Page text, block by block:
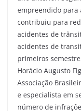
empreendido para
contribuiu para
acidentes de
acidentes de
primeiros
Horácio Augusto
Associação
e especialista em
número de